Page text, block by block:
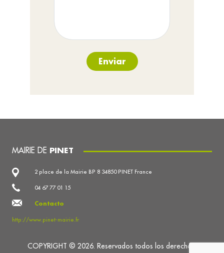
Enviar
MAIRIE DE PINET
2 place de la Mairie BP 8 34850 PINET France
04 67 77 01 15
Contacto
http://www.pinet-mairie.fr
COPYRIGHT © 2026. Reservados todos los derechos.